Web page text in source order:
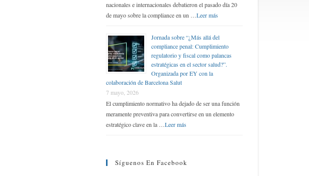
nacionales e internacionales debatieron el pasado día 20
de mayo sobre la compliance en un …Leer más
Jornada sobre “¿Más allá del
compliance penal: Cumplimiento
regulatorio y fiscal como palancas
estratégicas en el sector salud?”.
Organizada por EY con la
colaboración de Barcelona Salut
7 mayo, 2026
El cumplimiento normativo ha dejado de ser una función
meramente preventiva para convertirse en un elemento
estratégico clave en la …Leer más
Síguenos En Facebook